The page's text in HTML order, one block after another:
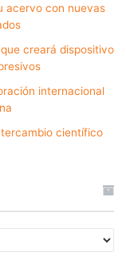
acervo con nuevas
creará dispositivo
internacional
científico